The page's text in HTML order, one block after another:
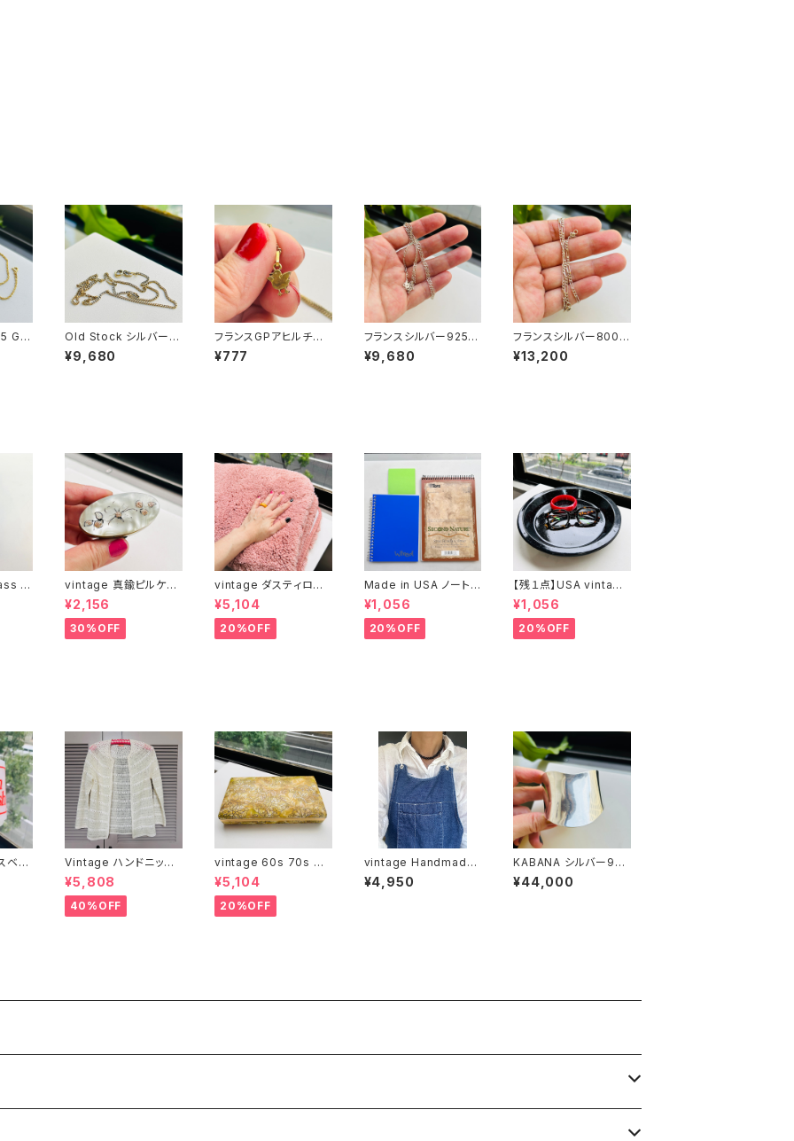
GP
Old Stock シルバー9
25 GP ショートチェー
ン
¥9,680
フランスGPアヒルチャ
ーム Old Stock GPチ
ェーンネックレス（37c
¥777
フランスシルバー925 フ
ィガロチェーン（45cm）
¥9,680
フランスシルバー800
フィガロチェーン（40.5
cm）
¥13,200
c
vintage 真鍮ピルケー
ス
¥2,156
30%OFF
vintage ダスティロー
ズ バスマット
¥5,104
20%OFF
Made in USA ノート２
冊とおまけ
¥1,056
20%OFF
【残１点】USA vintage
ブラック琺瑯プレート
¥1,056
20%OFF
ベイ
Vintage ハンドニットI
voryカーディガン
¥5,808
40%OFF
vintage 60s 70s ジ
ュエリーボックス（サイ
ズ L・レトロ模様）
¥5,104
20%OFF
vintage Handmade
デニムエプロン
¥4,950
KABANA シルバー925
WIDE カフバングル
¥44,000